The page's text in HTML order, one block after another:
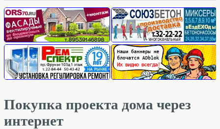
Покупка проекта дома через
интернет